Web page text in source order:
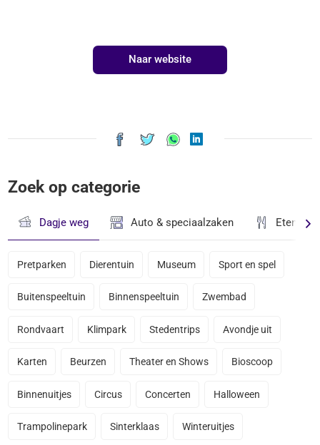
Naar website
Zoek op categorie
Dagje weg Auto & speciaalzaken Eten &
Pretparken Dierentuin Museum Sport en spel
Buitenspeeltuin Binnenspeeltuin Zwembad
Rondvaart Klimpark Stedentrips Avondje uit
Karten Beurzen Theater en Shows Bioscoop
Binnenuitjes Circus Concerten Halloween
Trampolinepark Sinterklaas Winteruitjes